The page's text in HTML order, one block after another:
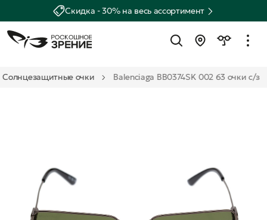
Скидка - 30% на весь ассортимент
Солнцезащитные очки Balenciaga BB0374SK 002 63 очки с/з